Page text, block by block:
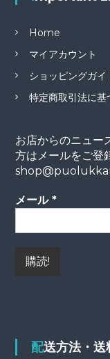
Home
マイアカウント
ショッピングガイ
特定商取引法に基
お店からのニュー
方はメールをご登
メール *
配送方法・